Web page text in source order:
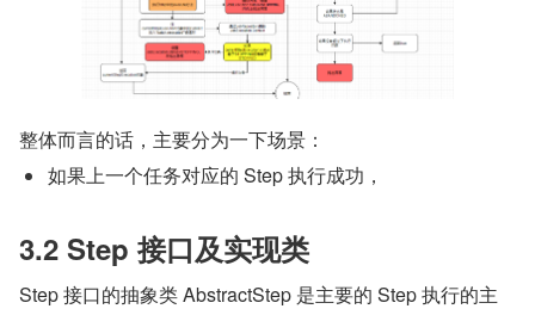
整体而言的话，主要分为一下场景：
如果上一个任务对应的 Step 执行成功，
3.2 Step 接口及实现类
Step 接口的抽象类 AbstractStep 是主要的 Step 执行的主